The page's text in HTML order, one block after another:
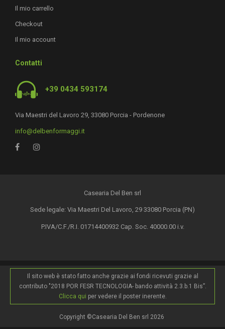
Il mio carrello
Checkout
Il mio account
Contatti
+39 0434 593174
Via Maestri del Lavoro 29, 33080 Porcia - Pordenone
info@delbenformaggi.it
Casearia Del Ben srl
Sede legale: Via Maestri Del Lavoro, 29 33080 Porcia (PN)
P.IVA/C.F./R.I. 01714400932 Cap. Soc. 40000.00 i.v.
Il sito web è stato fatto anche grazie ai fondi ricevuti grazie al
contributo "2018 POR FESR TECNOLOGIA- bando attività 2.3.b.1 Bis”.
Clicca qui per vedere il poster inerente.
Copyright ©Casearia Del Ben srl 2026